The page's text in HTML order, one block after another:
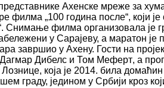
Ахенске мреже за
филма „100 година после“, који
Снимање филма организовала је
у Сарајеву, а маратон је
завршио у Ахену. Гости на
Дагмар Дибелс и Том Меферт, а
која је 2014. била
граду, једином у Србији кроз